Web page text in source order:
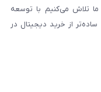
تلاش می‌کنیم با توسعه
از خرید دیجیتال در
برای خرید کالای دیجیتال،